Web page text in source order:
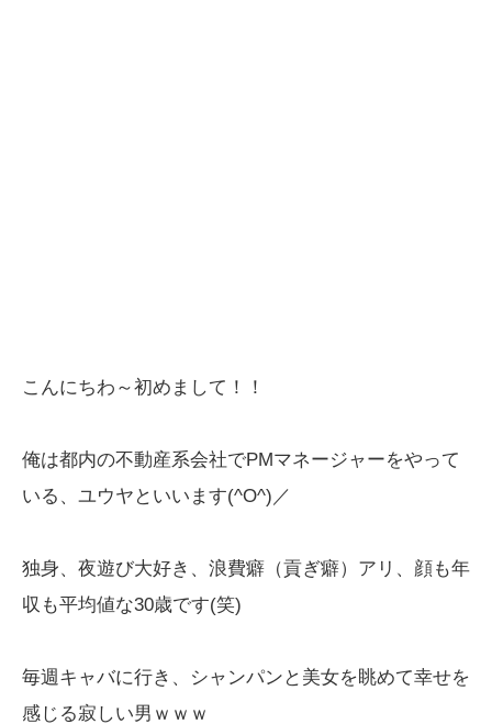
こんにちわ～初めまして！！
俺は都内の不動産系会社でPMマネージャーをやって
いる、ユウヤといいます(^O^)／
独身、夜遊び大好き、浪費癖（貢ぎ癖）アリ、顔も年
収も平均値な30歳です(笑)
毎週キャバに行き、シャンパンと美女を眺めて幸せを
感じる寂しい男ｗｗｗ